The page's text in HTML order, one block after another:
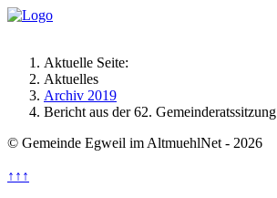
Aktuelle Seite:
Aktuelles
Archiv 2019
Bericht aus der 62. Gemeinderatssitzung
© Gemeinde Egweil im AltmuehlNet - 2026
↑↑↑